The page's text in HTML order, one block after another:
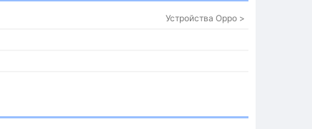
Устройства Oppo >